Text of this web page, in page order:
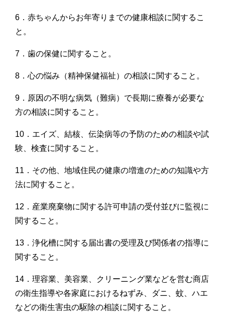
6．赤ちゃんからお年寄りまでの健康相談に関するこ
と。
7．歯の保健に関すること。
8．心の悩み（精神保健福祉）の相談に関すること。
9．原因の不明な病気（難病）で長期に療養が必要な
方の相談に関すること。
10．エイズ、結核、伝染病等の予防のための相談や試
験、検査に関すること。
11．その他、地域住民の健康の増進のための知識や方
法に関すること。
12．産業廃棄物に関する許可申請の受付並びに監視に
関すること。
13．浄化槽に関する届出書の受理及び関係者の指導に
関すること。
14．理容業、美容業、クリーニング業などを営む商店
の衛生指導や各家庭におけるねずみ、ダニ、蚊、ハエ
などの衛生害虫の駆除の相談に関すること。